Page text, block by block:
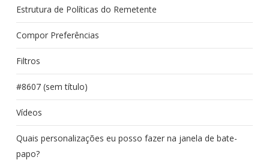
Estrutura de Políticas do Remetente
Compor Preferências
Filtros
#8607 (sem título)
Vídeos
Quais personalizações eu posso fazer na janela de bate-
papo?